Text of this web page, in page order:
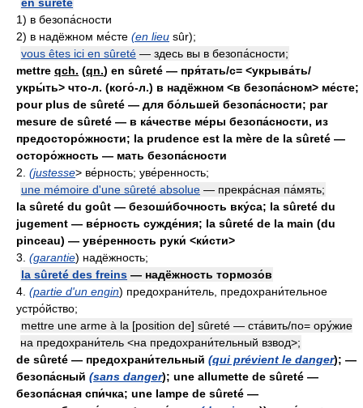
1) в безопа́сности
2) в надёжном ме́сте (en lieu sûr);
vous êtes ici en sûreté — здесь вы в безопа́сности;
mettre qch. (qn.) en sûreté — пря́тать/с= <укрыва́ть/
укры́ть> что-л. (кого́-л.) в надёжном <в безопа́сном> ме́сте;
pour plus de sûreté — для бо́льшей безопа́сности; par
mesure de sûreté — в ка́честве ме́ры безопа́сности, из
предосторо́жности; la prudence est la mère de la sûreté —
осторо́жность — мать безопа́сности
2. (justesse> ве́рность; уве́ренность;
une mémoire d'une sûreté absolue — прекра́сная па́мять;
la sûreté du goût — безоши́бочность вку́са; la sûreté du
jugement — ве́рность сужде́ния; la sûreté de la main (du
pinceau) — уве́ренность руки́ <ки́сти>
3. (garantie) надёжность;
la sûreté des freins — надёжность тормозо́в
4. (partie d'un engin) предохрани́тель, предохрани́тельное
устро́йство;
mettre une arme à la [position de] sûreté — ста́вить/по= ору́жие
на предохрани́тель <на предохрани́тельный взвод>;
de sûreté — предохрани́тельный (qui prévient le danger); —
безопа́сный (sans danger); une allumette de sûreté —
безопа́сная спи́чка; une lampe de sûreté —